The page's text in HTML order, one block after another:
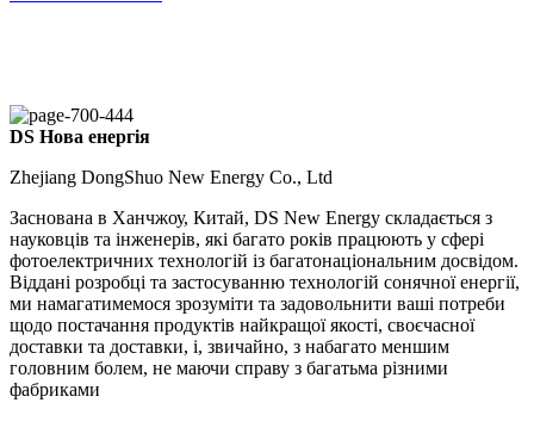
DS Нова енергія
Zhejiang DongShuo New Energy Co., Ltd
Заснована в Ханчжоу, Китай, DS New Energy складається з
науковців та інженерів, які багато років працюють у сфері
фотоелектричних технологій із багатонаціональним досвідом.
Віддані розробці та застосуванню технологій сонячної енергії,
ми намагатимемося зрозуміти та задовольнити ваші потреби
щодо постачання продуктів найкращої якості, своєчасної
доставки та доставки, і, звичайно, з набагато меншим
головним болем, не маючи справу з багатьма різними
фабриками